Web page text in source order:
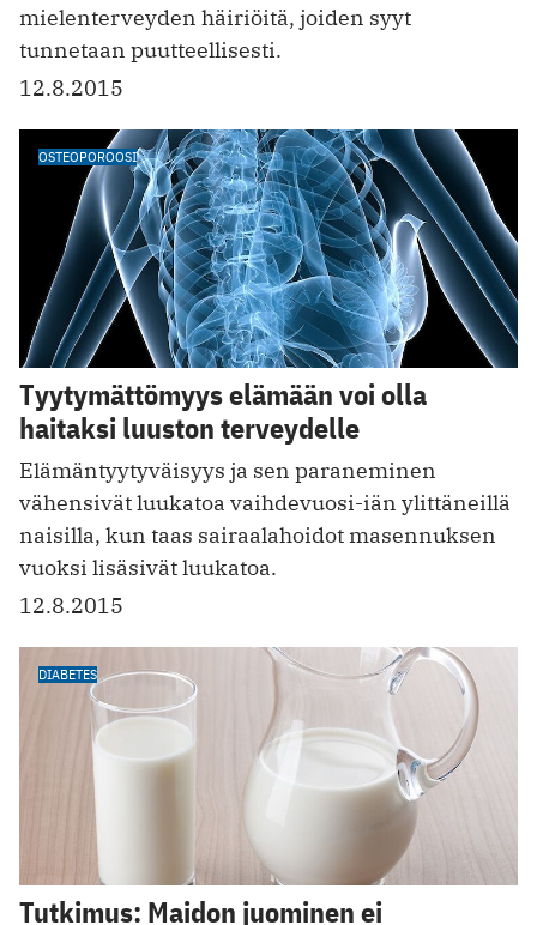
mielenterveyden häiriöitä, joiden syyt
tunnetaan puutteellisesti.
12.8.2015
OSTEOPOROOSI
Tyytymättömyys elämään voi olla
haitaksi luuston terveydelle
Elämäntyytyväisyys ja sen paraneminen
vähensivät luukatoa vaihdevuosi-iän ylittäneillä
naisilla, kun taas sairaalahoidot masennuksen
vuoksi lisäsivät luukatoa.
12.8.2015
DIABETES
Tutkimus: Maidon juominen ei